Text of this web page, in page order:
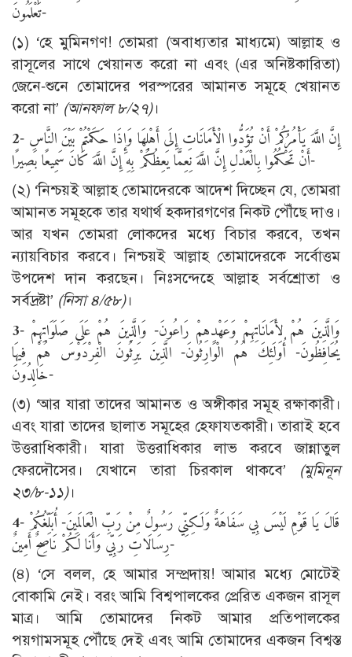
تَعْلَمُونَ-
(১) ‘হে মুমিনগণ! তোমরা (অবাধ্যতার মাধ্যমে) আল্লাহ ও
রাসূলের সাথে খেয়ানত করো না এবং (এর অনিষ্টকারিতা)
জেনে-শুনে তোমাদের পরস্পরের আমানত সমূহে খেয়ানত
করো না’ (আনফাল ৮/২৭)।
2- إِنَّ اللَّهَ يَأْمُرُكُمْ أَنْ تُؤَدُّوا الْأَمَانَاتِ إِلَى أَهْلِهَا وَإِذَا حَكَمْتُمْ بَيْنَ النَّاسِ
أَنْ تَحْكُمُوا بِالْعَدْلِ إِنَّ اللَّهَ نِعِمَّا يَعِظُكُمْ بِهِ إِنَّ اللَّهَ كَانَ سَمِيعًا بَصِيرًا-
(২) ‘নিশ্চয়ই আল্লাহ তোমাদেরকে আদেশ দিচ্ছেন যে, তোমরা
আমানত সমূহকে তার যথার্থ হকদারগণের নিকট পৌঁছে দাও।
আর যখন তোমরা লোকদের মধ্যে বিচার করবে, তখন
ন্যায়বিচার করবে। নিশ্চয়ই আল্লাহ তোমাদেরকে সর্বোত্তম
উপদেশ দান করছেন। নিঃসন্দেহে আল্লাহ সর্বশ্রোতা ও
সর্বদ্রষ্টা’ (নিসা ৪/৫৮)।
3- وَالَّذِينَ هُمْ لِأَمَانَاتِهِمْ وَعَهْدِهِمْ رَاعُونَ- وَالَّذِينَ هُمْ عَلَى صَلَوَاتِهِمْ
يُحَافِظُونَ- أُولَئِكَ هُمُ الْوَارِثُونَ- الَّذِينَ يَرِثُونَ الْفِرْدَوْسَ هُمْ فِيهَا
خَالِدُونَ-
(৩) ‘আর যারা তাদের আমানত ও অঙ্গীকার সমূহ রক্ষাকারী।
এবং যারা তাদের ছালাত সমূহের হেফাযতকারী। তারাই হবে
উত্তরাধিকারী। যারা উত্তরাধিকার লাভ করবে জান্নাতুল
ফেরদৌসের। যেখানে তারা চিরকাল থাকবে’ (মুমিনূন
২৩/৮-১১)।
4- قَالَ يَا قَوْمِ لَيْسَ بِي سَفَاهَةٌ وَلَكِنِّي رَسُولٌ مِنْ رَبِّ الْعَالَمِينَ- أُبَلِّغُكُمْ
رِسَالَاتِ رَبِّي وَأَنَا لَكُمْ نَاصِحٌ أَمِينٌ-
(৪) ‘সে বলল, হে আমার সম্প্রদায়! আমার মধ্যে মোটেই
বোকামি নেই। বরং আমি বিশ্বপালকের প্রেরিত একজন রাসূল
মাত্র। আমি তোমাদের নিকট আমার প্রতিপালকের
পয়গামসমূহ পৌঁছে দেই এবং আমি তোমাদের একজন বিশ্বস্ত